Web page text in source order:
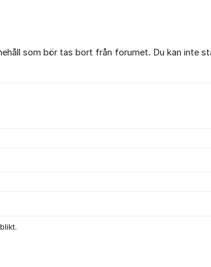
som bör tas bort från forumet. Du kan inte